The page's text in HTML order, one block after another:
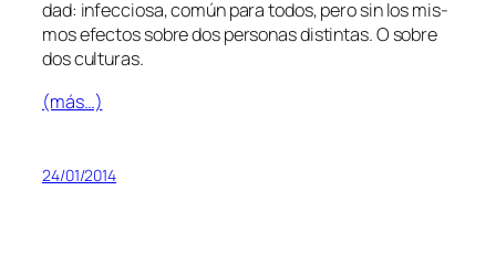
dad: in­fec­cio­sa, co­mún pa­ra to­dos, pe­ro sin los mis­
mos efec­tos so­bre dos per­so­nas dis­tin­tas. O so­bre
dos culturas.
(más…)
24/01/2014